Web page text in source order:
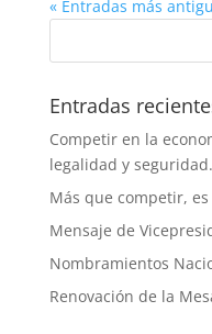
« Entradas más
Entradas
Competir en la
legalidad y seguridad.
Más que competir,
Mensaje de
Nombramientos
Renovación de la